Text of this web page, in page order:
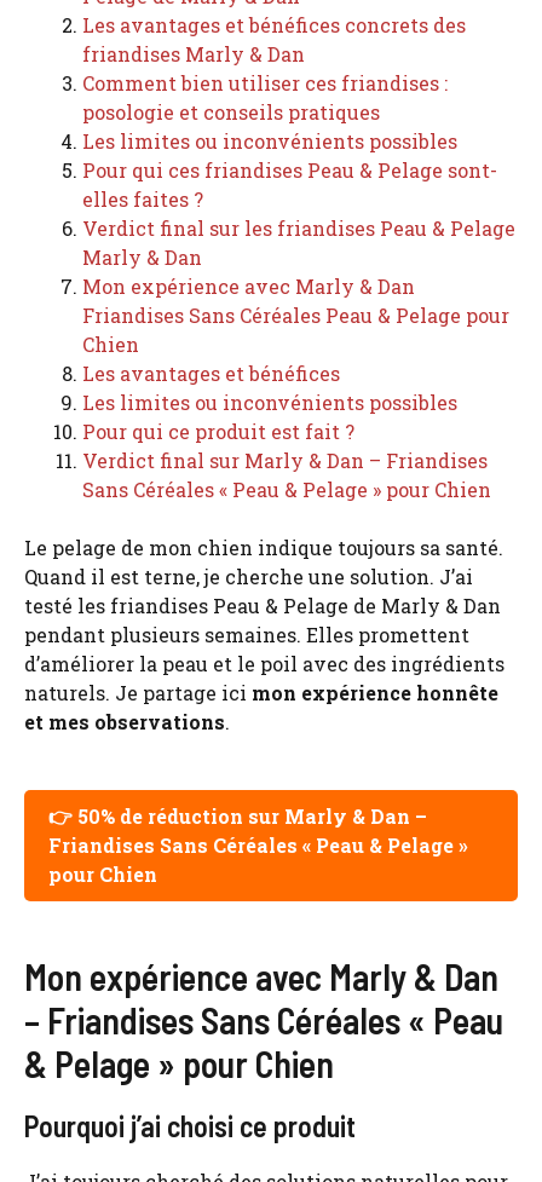
Les avantages et bénéfices concrets des
friandises Marly & Dan
Comment bien utiliser ces friandises :
posologie et conseils pratiques
Les limites ou inconvénients possibles
Pour qui ces friandises Peau & Pelage sont-
elles faites ?
Verdict final sur les friandises Peau & Pelage
Marly & Dan
Mon expérience avec Marly & Dan
Friandises Sans Céréales Peau & Pelage pour
Chien
Les avantages et bénéfices
Les limites ou inconvénients possibles
Pour qui ce produit est fait ?
Verdict final sur Marly & Dan – Friandises
Sans Céréales « Peau & Pelage » pour Chien
Le pelage de mon chien indique toujours sa santé.
Quand il est terne, je cherche une solution. J’ai
testé les friandises Peau & Pelage de Marly & Dan
pendant plusieurs semaines. Elles promettent
d’améliorer la peau et le poil avec des ingrédients
naturels. Je partage ici mon expérience honnête
et mes observations.
👉 50% de réduction sur Marly & Dan –
Friandises Sans Céréales « Peau & Pelage »
pour Chien
Mon expérience avec Marly & Dan
– Friandises Sans Céréales « Peau
& Pelage » pour Chien
Pourquoi j’ai choisi ce produit